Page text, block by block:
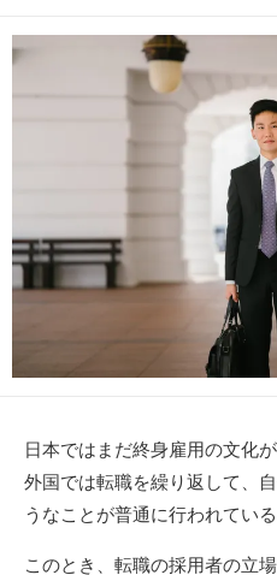
日
更
新
日
日本ではまだ終身雇用の文化
外国では転職を繰り返して、
うなことが普通に行われている
このとき、転職の採用者の立